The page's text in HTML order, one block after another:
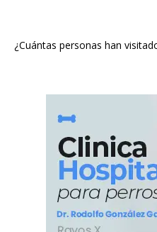
¿Cuántas personas han